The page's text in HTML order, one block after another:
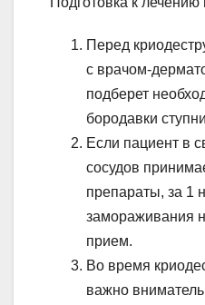
Перед
с врачом-
подберет
бородавки
Если пациент в
сосудов
препараты, за 1
замораживания
прием.
Во время
важно